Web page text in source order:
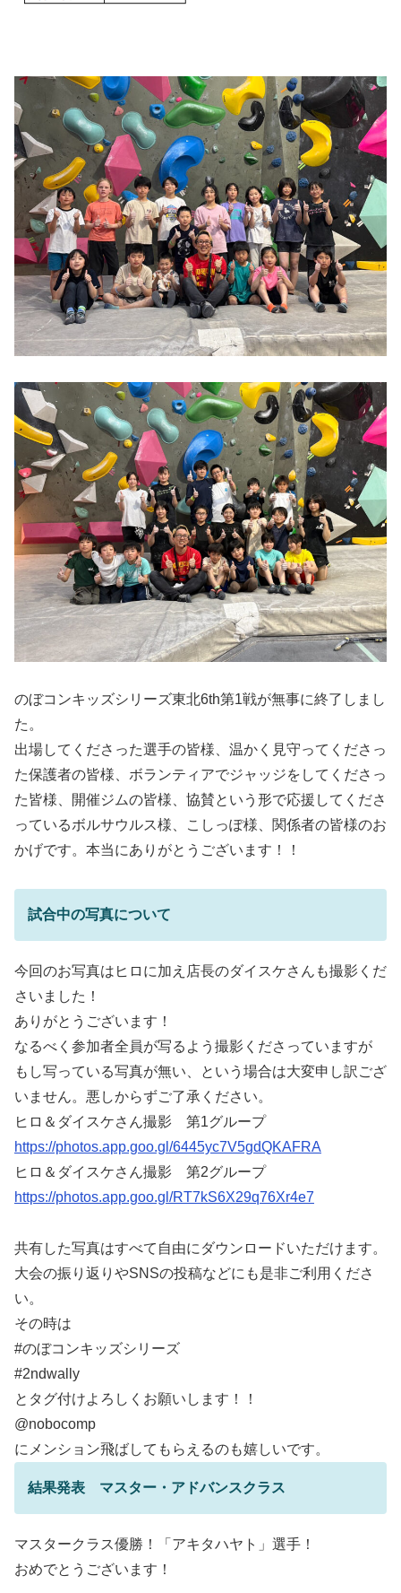
のぼコンキッズシリーズ東北6th第1戦が無事に終了しまし
た。
出場してくださった選手の皆様、温かく見守ってくださっ
た保護者の皆様、ボランティアでジャッジをしてくださっ
た皆様、開催ジムの皆様、協賛という形で応援してくださ
っているボルサウルス様、こしっぽ様、関係者の皆様のお
かげです。本当にありがとうございます！！
試合中の写真について
今回のお写真はヒロに加え店長のダイスケさんも撮影くだ
さいました！
ありがとうございます！
なるべく参加者全員が写るよう撮影くださっていますが
もし写っている写真が無い、という場合は大変申し訳ござ
いません。悪しからずご了承ください。
ヒロ＆ダイスケさん撮影 第1グループ
https://photos.app.goo.gl/6445yc7V5gdQKAFRA
ヒロ＆ダイスケさん撮影 第2グループ
https://photos.app.goo.gl/RT7kS6X29q76Xr4e7
共有した写真はすべて自由にダウンロードいただけます。
大会の振り返りやSNSの投稿などにも是非ご利用くださ
い。
その時は
#のぼコンキッズシリーズ
#2ndwally
とタグ付けよろしくお願いします！！
@nobocomp
にメンション飛ばしてもらえるのも嬉しいです。
結果発表 マスター・アドバンスクラス
マスタークラス優勝！「アキタハヤト」選手！
おめでとうございます！